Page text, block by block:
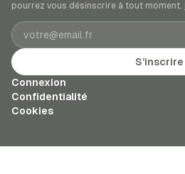
pourrez vous désinscrire à tout moment.
Adresse e-mail
S’inscrire
Connexion
Confidentialité
Cookies